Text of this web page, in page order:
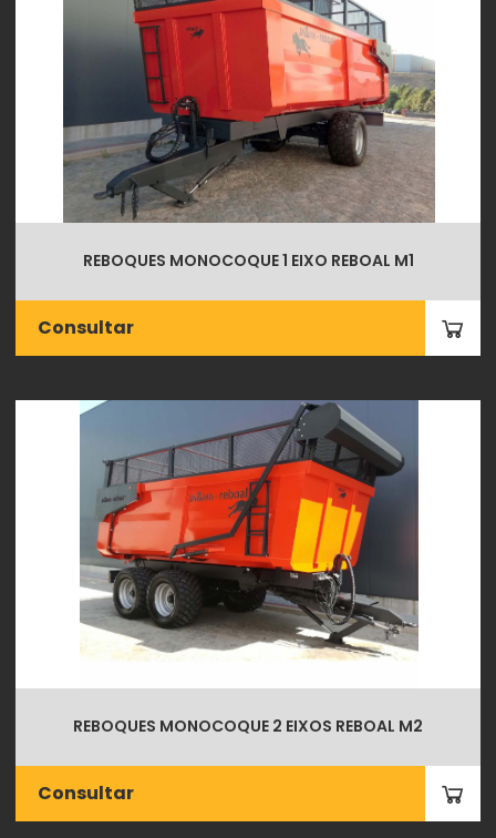
REBOQUES MONOCOQUE 1 EIXO REBOAL M1
Consultar
REBOQUES MONOCOQUE 2 EIXOS REBOAL M2
Consultar